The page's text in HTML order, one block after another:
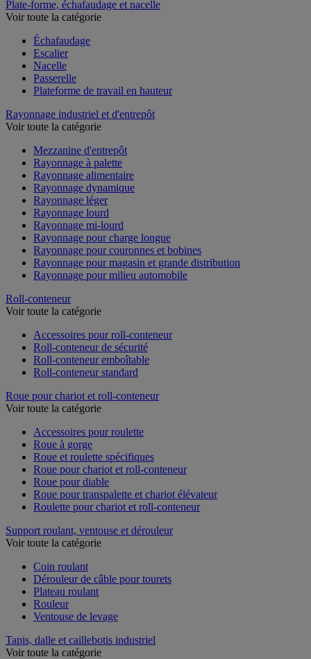
Plate-forme, échafaudage et nacelle
Voir toute la catégorie
Échafaudage
Escalier
Nacelle
Passerelle
Plateforme de travail en hauteur
Rayonnage industriel et d'entrepôt
Voir toute la catégorie
Mezzanine d'entrepôt
Rayonnage à palette
Rayonnage alimentaire
Rayonnage dynamique
Rayonnage léger
Rayonnage lourd
Rayonnage mi-lourd
Rayonnage pour charge longue
Rayonnage pour couronnes et bobines
Rayonnage pour magasin et grande distribution
Rayonnage pour milieu automobile
Roll-conteneur
Voir toute la catégorie
Accessoires pour roll-conteneur
Roll-conteneur de sécurité
Roll-conteneur emboîtable
Roll-conteneur standard
Roue pour chariot et roll-conteneur
Voir toute la catégorie
Accessoires pour roulette
Roue à gorge
Roue et roulette spécifiques
Roue pour chariot et roll-conteneur
Roue pour diable
Roue pour transpalette et chariot élévateur
Roulette pour chariot et roll-conteneur
Support roulant, ventouse et dérouleur
Voir toute la catégorie
Coin roulant
Dérouleur de câble pour tourets
Plateau roulant
Rouleur
Ventouse de levage
Tapis, dalle et caillebotis industriel
Voir toute la catégorie